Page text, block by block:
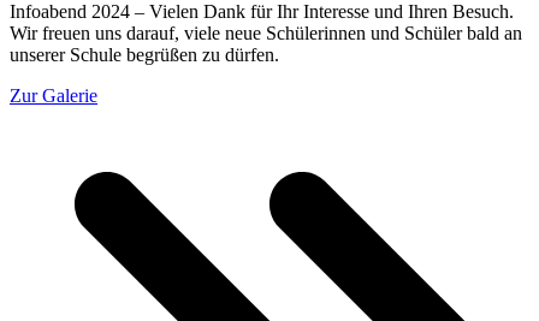
Infoabend 2024 – Vielen Dank für Ihr Interesse und Ihren Besuch.
Wir freuen uns darauf, viele neue Schülerinnen und Schüler bald an
unserer Schule begrüßen zu dürfen.
Zur Galerie